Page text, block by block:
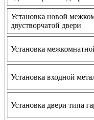
Установка новой
двустворчатой двери
Установка
Установка входной
Установка двери типа